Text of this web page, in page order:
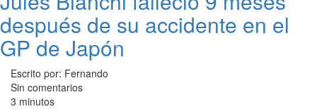
después de su accidente en el
GP de Japón
Escrito por: Fernando
Sin comentarios
3 minutos